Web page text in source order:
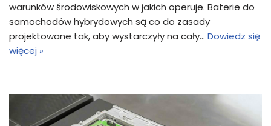
warunków środowiskowych w jakich operuje. Baterie do
samochodów hybrydowych są co do zasady
projektowane tak, aby wystarczyły na cały… Dowiedz się
więcej »